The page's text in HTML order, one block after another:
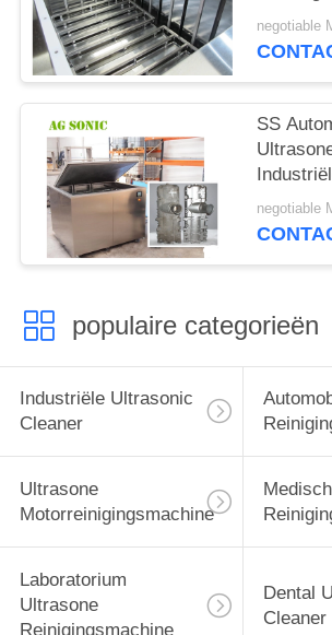
negotiable
SS
negotiable
populaire categorieën
Industriële Ultrasonic
Cleaner
Ultrasone
Motorreinigingsmachine
Laboratorium
Ultrasone
Reinigingsmachine
Dental
Cleaner